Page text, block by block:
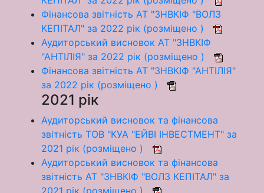
Фінансова звітність АТ "ЗНВКІФ "ВОЛЗ
КЕПІТАЛ" за 2022 рік (розміщено )
Аудиторський висновок АТ "ЗНВКІФ
"АНТІЛІЯ" за 2022 рік (розміщено )
Фінансова звітність АТ "ЗНВКІФ "АНТІЛІЯ"
за 2022 рік (розміщено )
2021 рік
Аудиторський висновок та фінансова
звітність ТОВ "КУА "ЕЙВІ ІНВЕСТМЕНТ" за
2021 рік (розміщено )
Аудиторський висновок та фінансова
звітність АТ "ЗНВКІФ "ВОЛЗ КЕПІТАЛ" за
2021 рік (розміщено )